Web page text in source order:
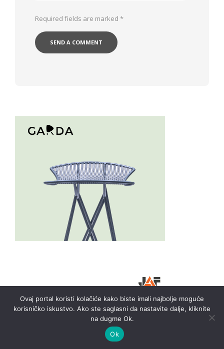
Required fields are marked *
Ovaj portal koristi kolačiće kako biste imali najbolje moguće
korisničko iskustvo. Ako ste saglasni da nastavite dalje, kliknite
na dugme Ok.
Ok